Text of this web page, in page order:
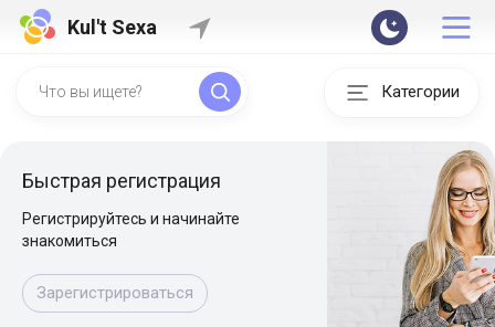
Kul't Sexa
Категории
Быстрая регистрация
Регистрируйтесь и начинайте
знакомиться
Зарегистрироваться